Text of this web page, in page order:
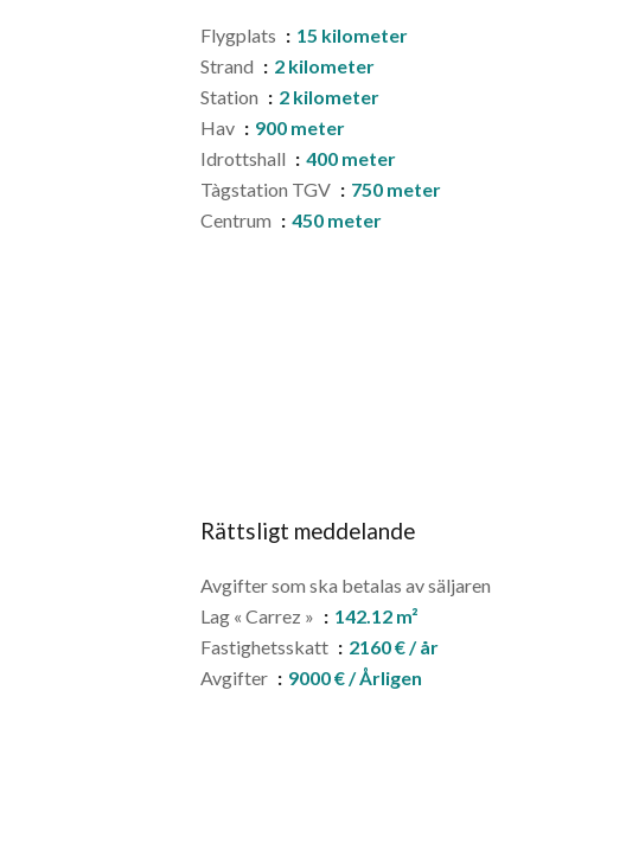
Flygplats
15 kilometer
Strand
2 kilometer
Station
2 kilometer
Hav
900 meter
Idrottshall
400 meter
Tàgstation TGV
750 meter
Centrum
450 meter
Rättsligt meddelande
Avgifter som ska betalas av säljaren
Lag « Carrez »
142.12 m²
Fastighetsskatt
2160 € / år
Avgifter
9000 € / Årligen